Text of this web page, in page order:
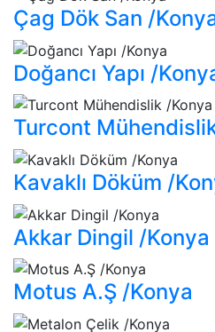
Çag Dök San /
Doğancı Yapı /
Turcont
Kavaklı Döküm /
Akkar Dingil /Konya
Motus A.Ş /Konya